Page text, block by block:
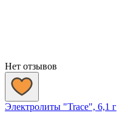
Нет отзывов
Электролиты "Trace", 6,1 г